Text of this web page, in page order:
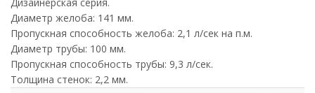
Дизайнерская серия.
Диаметр желоба: 141 мм.
Пропускная способность желоба: 2,1 л/сек на п.м.
Диаметр трубы: 100 мм.
Пропускная способность трубы: 9,3 л/сек.
Толщина стенок: 2,2 мм.